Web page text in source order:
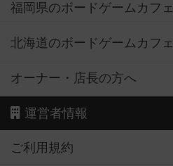
福岡県のボードゲームカフェ
北海道のボードゲームカフェ
オーナー・店長の方へ
運営者情報
ご利用規約